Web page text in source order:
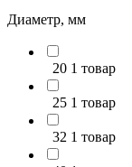
Диаметр, мм
20 1 товар
25 1 товар
32 1 товар